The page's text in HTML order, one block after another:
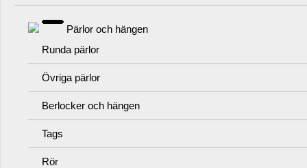
Pärlor och hängen
Runda pärlor
Övriga pärlor
Berlocker och hängen
Tags
Rör